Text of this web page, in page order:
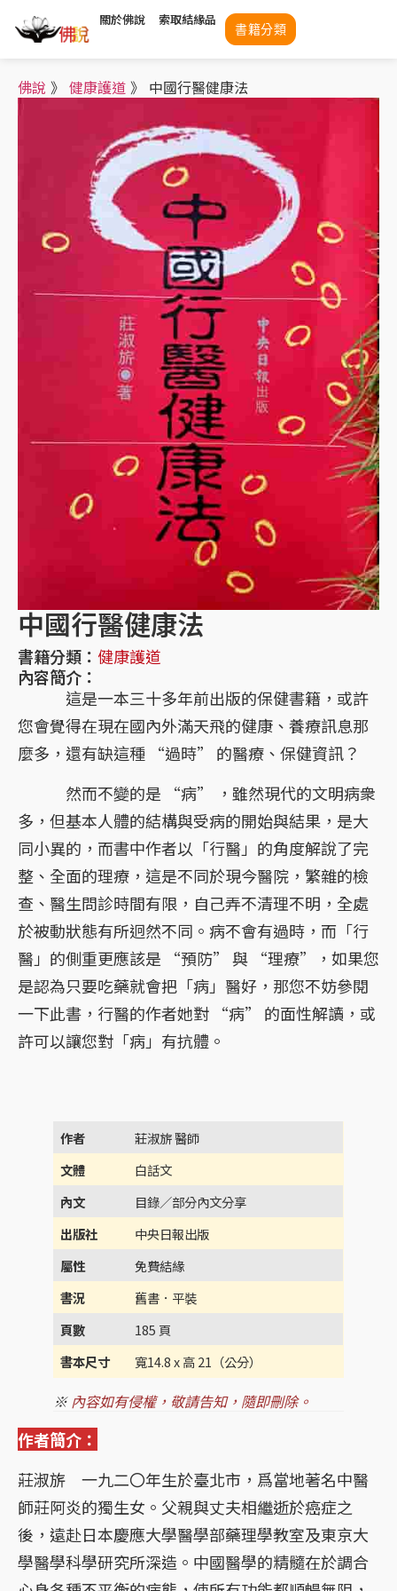
關於佛說 索取結緣品
書籍分類
佛說 》 健康護道 》 中國行醫健康法
中國行醫健康法
書籍分類： 健康護道
內容簡介：
這是一本三十多年前出版的保健書籍，或許
您會覺得在現在國內外滿天飛的健康、養療訊息那
麼多，還有缺這種 “過時” 的醫療、保健資訊？
然而不變的是 “病” ，雖然現代的文明病衆
多，但基本人體的結構與受病的開始與結果，是大
同小異的，而書中作者以「行醫」的角度解說了完
整、全面的理療，這是不同於現今醫院，繁雜的檢
查、醫生問診時間有限，自己弄不清理不明，全處
於被動狀態有所迥然不同。病不會有過時，而「行
醫」的側重更應該是 “預防” 與 “理療”，如果您
是認為只要吃藥就會把「病」醫好，那您不妨參閱
一下此書，行醫的作者她對 “病” 的面性解讀，或
許可以讓您對「病」有抗體。
作者 莊淑旂 醫師
文體 白話文
內文 目錄／部分內文分享
出版社 中央日報出版
屬性 免費結緣
書況 舊書．平裝
頁數 185 頁
書本尺寸寬14.8 x 高 21（公分）
※ 內容如有侵權，敬請告知，隨即刪除。
作者簡介：
莊淑旂 一九二〇年生於臺北市，爲當地著名中醫
師莊阿炎的獨生女。父親與丈夫相繼逝於癌症之
後，遠赴日本慶應大學醫學部藥理學教室及東京大
學醫學科學研究所深造。中國醫學的精髓在於調合